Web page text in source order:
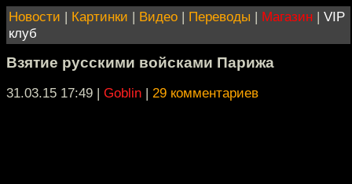
Новости | Картинки | Видео | Переводы | Магазин | VIP
клуб
Взятие русскими войсками Парижа
31.03.15 17:49 | Goblin | 29 комментариев